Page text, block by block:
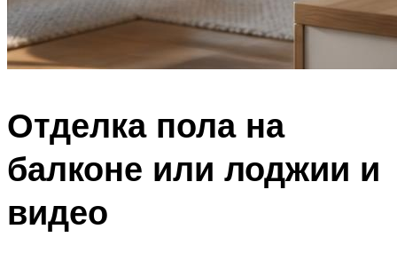
Отделка пола на
балконе или лоджии и
видео